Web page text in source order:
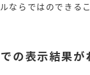
ならではのできる
の表示結果が